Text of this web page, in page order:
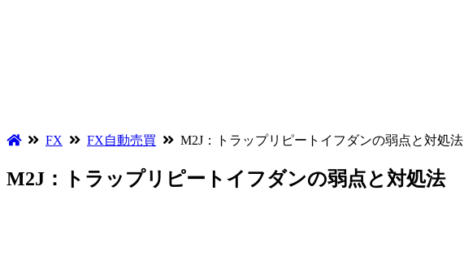
FX FX自動売買 M2J：トラップリピートイフダンの弱点と対処法
M2J：トラップリピートイフダンの弱点と対処法